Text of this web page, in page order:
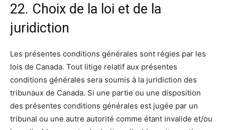
22. Choix de la loi et de la
juridiction
Les présentes conditions générales sont régies par les
lois de Canada. Tout litige relatif aux présentes
conditions générales sera soumis à la juridiction des
tribunaux de Canada. Si une partie ou une disposition
des présentes conditions générales est jugée par un
tribunal ou une autre autorité comme étant invalide et/ou